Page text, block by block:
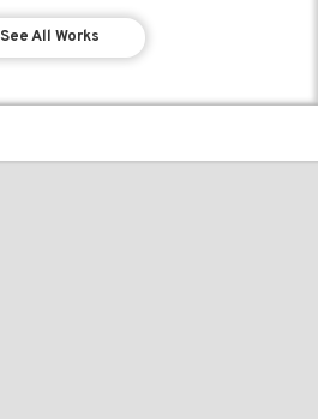
See All Works